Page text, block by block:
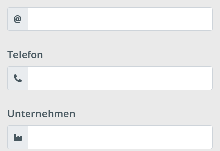
Telefon
Unternehmen